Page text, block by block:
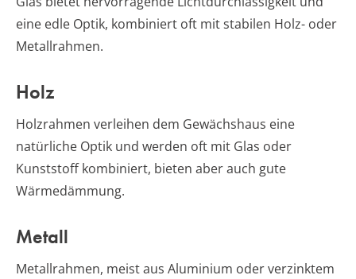
eine edle Optik, kombiniert oft mit stabilen Holz- oder
Metallrahmen.
Holz
Holzrahmen verleihen dem Gewächshaus eine
natürliche Optik und werden oft mit Glas oder
Kunststoff kombiniert, bieten aber auch gute
Wärmedämmung.
Metall
Metallrahmen, meist aus Aluminium oder verzinktem